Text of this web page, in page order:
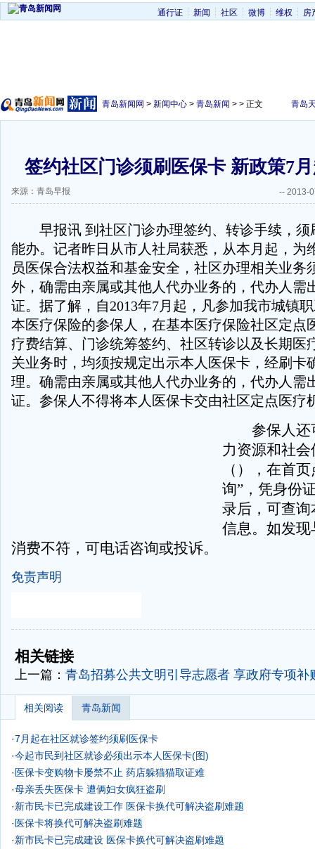
通行证 新闻 社区 微博 维权 房
青岛新闻网 > 新闻中心 > 青岛新闻 > > 正文 青岛
签约社区门诊须刷医保卡 新政策7
来源：青岛早报 -- 2013-
早报讯 到社区门诊办理签约、转诊手续，须
能办。记者昨日从市人社局获悉，从本月起，为
员医保合法权益和基金安全，社区办理相关业务
外，确需由亲属或其他人代办业务的，代办人需
证。据了解，自2013年7月起，凡参加我市城镇
本医疗保险的参保人，在基本医疗保险社区定点
疗费结算、门诊统筹签约、社区转诊以及长期医
关业务时，均须按规定出示本人医保卡，经刷卡
理。确需由亲属或其他人代办业务的，代办人需
证。参保人不得将本人医保卡交由社区定点医疗
参保人还
力资源和社
（），在首
询”，凭身份
录后，可查
信息。如发
消费不符，可电话咨询或投诉。
免责声明
-
相关链接
上一篇： 青岛招募公共文明引导志愿者 享政府专项补
相关阅读 青岛新闻
·7月起在社区就诊签约须刷医保卡
·今起市民到社区就诊必须出示本人医保卡(图)
· 医保卡变购物卡屡禁不止 药店躲猫猫取证难
·母亲丢失医保卡 遭俩妇女疯狂盗刷
·新市民卡已完成建设工作 医保卡换代可解决盗刷难题
· 医保卡将换代可解决盗刷难题
·新市民卡已完成建设 医保卡换代可解决盗刷难题